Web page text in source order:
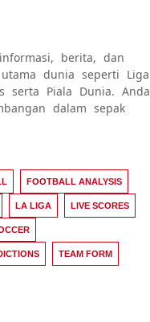
berita, dan
dunia seperti Liga
serta Piala Dunia. Anda
dalam sepak
FOOTBALL ANALYSIS
LA LIGA LIVE SCORES
TEAM FORM